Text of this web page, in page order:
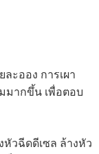
ะออง การเผา
มากขึ้น เพื่อตอบ
หัวฉีดดีเซล ล้างหัว